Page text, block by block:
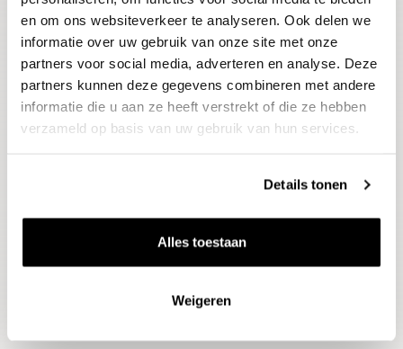
en om ons websiteverkeer te analyseren. Ook delen we
informatie over uw gebruik van onze site met onze
partners voor social media, adverteren en analyse. Deze
partners kunnen deze gegevens combineren met andere
informatie die u aan ze heeft verstrekt of die ze hebben
verzameld op basis van uw gebruik van hun services.
Details tonen
Alles toestaan
Weigeren
E-mailadres
Aanmelden
Thema's